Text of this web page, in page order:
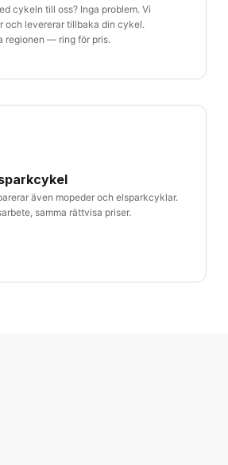
cykeln till oss? Inga problem. Vi
och levererar tillbaka din cykel.
regionen — ring för pris.
även mopeder och elsparkcyklar.
samma rättvisa priser.